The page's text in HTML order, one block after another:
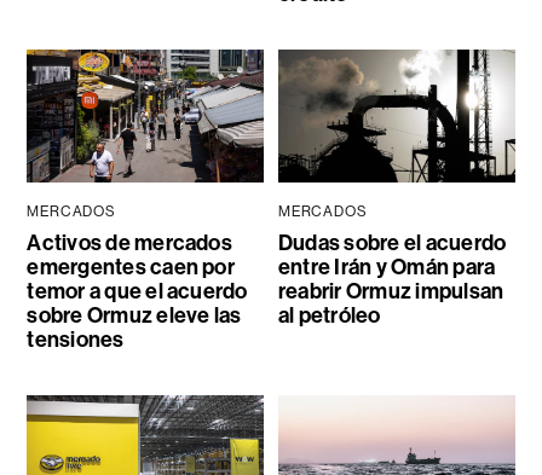
MERCADOS
Activos de mercados
emergentes caen por
temor a que el acuerdo
sobre Ormuz eleve las
tensiones
MERCADOS
Dudas sobre el acuerdo
entre Irán y Omán para
reabrir Ormuz impulsan
al petróleo